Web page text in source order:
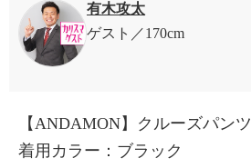
有木攻太
ゲスト
170cm
【ANDAMON】クルーズパンツ
着用カラー：ブラック